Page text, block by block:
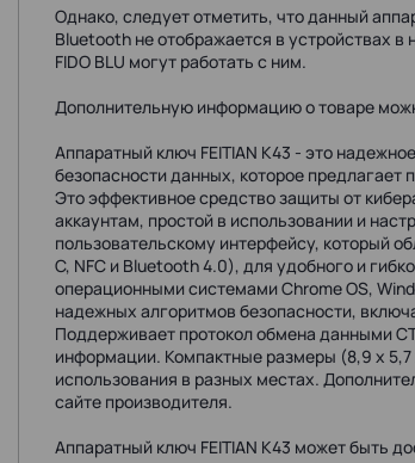
Однако, следует отметить, что данный
Bluetooth не отображается в устройствах
FIDO BLU могут работать с ним.
Дополнительную информацию о товаре
Аппаратный ключ FEITIAN K43 - это
безопасности данных, которое предлагает
Это эффективное средство защиты от
аккаунтам, простой в использовании и
пользовательскому интерфейсу, который
C, NFC и Bluetooth 4.0), для удобного и
операционными системами Chrome OS,
надежных алгоритмов безопасности,
Поддерживает протокол обмена данными
информации. Компактные размеры (8,9 x
использования в разных местах.
сайте производителя.
Аппаратный ключ FEITIAN K43 может быть